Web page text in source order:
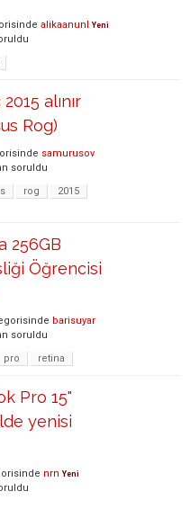
alikaanunl Yeni
alınır
Rog)
samurusov
soruldu
rog
2015
256GB
Öğrencisi
barisuyar
soruldu
pro retina
Pro 15"
yenisi
nrn Yeni